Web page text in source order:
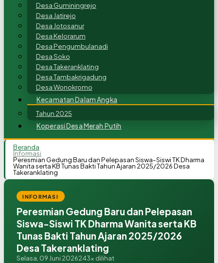
Desa Guminingrejo
Desa Jatirejo
Desa Jotosanur
Desa Kelorarum
Desa Pengumbulanadi
Desa Soko
Desa Takeranklating
Desa Tambakrigadung
Desa Wonokromo
Kecamatan Dalam Angka
Tahun 2025
Koperasi Desa Merah Putih
Beranda
Informasi
Peresmian Gedung Baru dan Pelepasan Siswa-Siswi TK Dharma
Wanita serta KB Tunas Bakti Tahun Ajaran 2025/2026 Desa
Takeranklating
INFORMASI
Peresmian Gedung Baru dan Pelepasan
Siswa-Siswi TK Dharma Wanita serta KB
Tunas Bakti Tahun Ajaran 2025/2026
Desa Takeranklating
Selasa, 09 Juni 2026243x dilihat